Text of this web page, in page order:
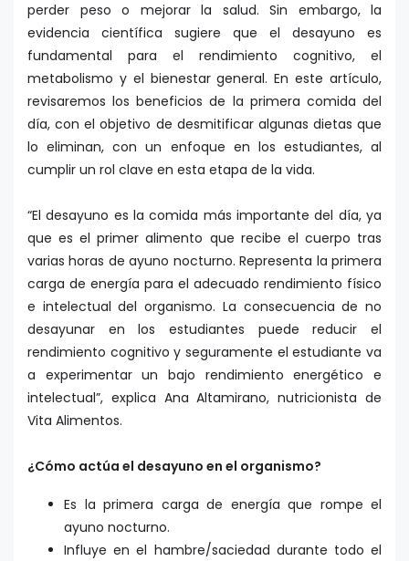
perder peso o mejorar la salud. Sin embargo, la
evidencia científica sugiere que el desayuno es
fundamental para el rendimiento cognitivo, el
metabolismo y el bienestar general. En este artículo,
revisaremos los beneficios de la primera comida del
día, con el objetivo de desmitificar algunas dietas que
lo eliminan, con un enfoque en los estudiantes, al
cumplir un rol clave en esta etapa de la vida.
“El desayuno es la comida más importante del día, ya
que es el primer alimento que recibe el cuerpo tras
varias horas de ayuno nocturno. Representa la primera
carga de energía para el adecuado rendimiento físico
e intelectual del organismo. La consecuencia de no
desayunar en los estudiantes puede reducir el
rendimiento cognitivo y seguramente el estudiante va
a experimentar un bajo rendimiento energético e
intelectual”, explica Ana Altamirano, nutricionista de
Vita Alimentos.
¿Cómo actúa el desayuno en el organismo?
Es la primera carga de energía que rompe el
ayuno nocturno.
Influye en el hambre/saciedad durante todo el